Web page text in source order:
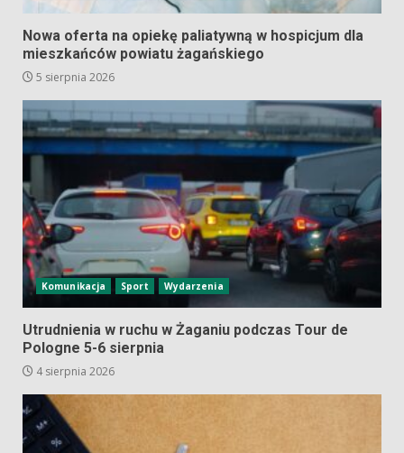
Nowa oferta na opiekę paliatywną w hospicjum dla
mieszkańców powiatu żagańskiego
5 sierpnia 2026
Komunikacja Sport Wydarzenia
Utrudnienia w ruchu w Żaganiu podczas Tour de
Pologne 5-6 sierpnia
4 sierpnia 2026